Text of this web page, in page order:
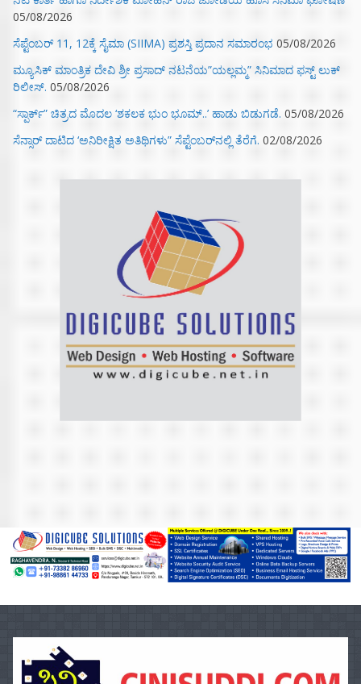
05/08/2026
ಸೆಪ್ಟೆಂಬರ್ 11, 12ಕ್ಕೆ ಸೈಮಾ (SIIMA) ಪ್ರಶಸ್ತಿ ಪ್ರದಾನ ಸಮಾರಂಭ 05/08/2026
ಮ್ಯೂಸಿಕ್‌ ಮಾಂತ್ರಿಕ ದೇವಿ ಶ್ರೀ ಪ್ರಸಾದ್ ನಟನೆಯ”ಯಲ್ಲಮ್ಮ” ಸಿನಿಮಾದ ಫಸ್ಟ್‌ ಲುಕ್‌
ರಿಲೀಸ್. 05/08/2026
“ಸ್ಪಾರ್ಕ್” ಚಿತ್ರದ ಮೊದಲ‌ ‘ಶಕಲಕ ಭುಂ‌ ಭೂಮ್..’ ಹಾಡು ಬಿಡುಗಡೆ. 05/08/2026
ಸೆನ್ಸಾರ್ ದಾಟಿದ ‘ಅನಿರೀಕ್ಷಿತ ಅತಿಥಿಗಳು” ಸೆಪ್ಟೆಂಬರ್‌ನಲ್ಲಿ ತೆರೆಗೆ. 02/08/2026